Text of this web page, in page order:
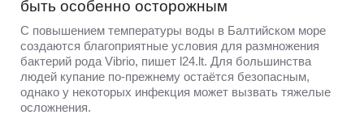
быть особенно осторожным
С повышением температуры воды в Балтийском море
создаются благоприятные условия для размножения
бактерий рода Vibrio, пишет l24.lt. Для большинства
людей купание по-прежнему остаётся безопасным,
однако у некоторых инфекция может вызвать тяжелые
осложнения.